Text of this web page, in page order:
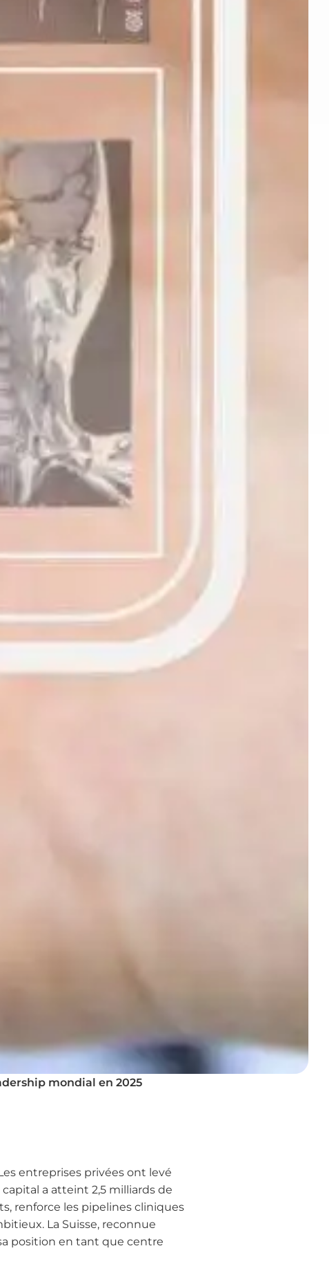
mondial en 2025
entreprises privées ont levé
a atteint 2,5 milliards de
renforce les pipelines cliniques
La Suisse, reconnue
position en tant que centre